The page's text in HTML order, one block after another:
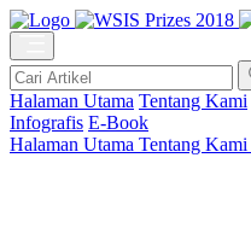
Halaman Utama Tentang Kami
Infografis E-Book
Halaman Utama Tentang Kami